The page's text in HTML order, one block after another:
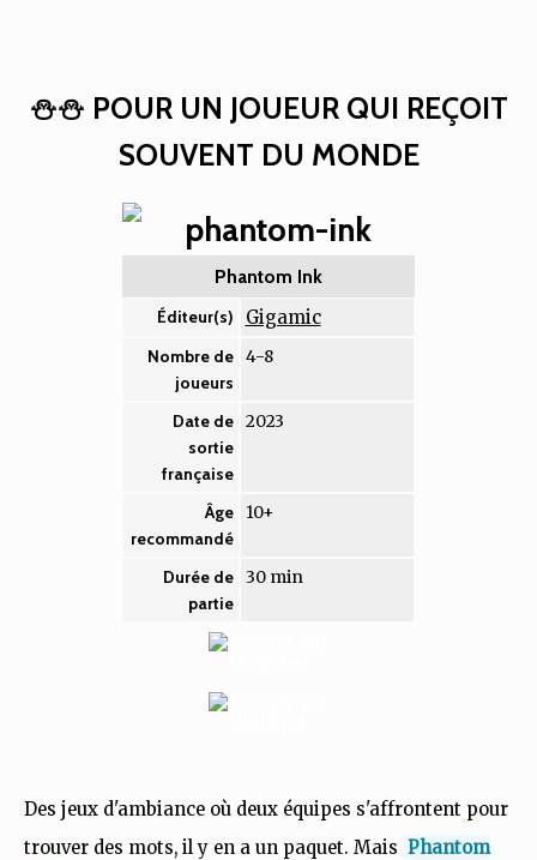
⛄⛄ POUR UN JOUEUR QUI REÇOIT
SOUVENT DU MONDE
Phantom Ink
Éditeur(s) Gigamic
Nombre de
joueurs
4-8
Date de
sortie
française
2023
Âge
recommandé
10+
Durée de
partie
30 min
Des jeux d'ambiance où deux équipes s'affrontent pour
trouver des mots, il y en a un paquet. Mais Phantom